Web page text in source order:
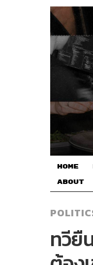
HOME
ABOUT
ทวียื